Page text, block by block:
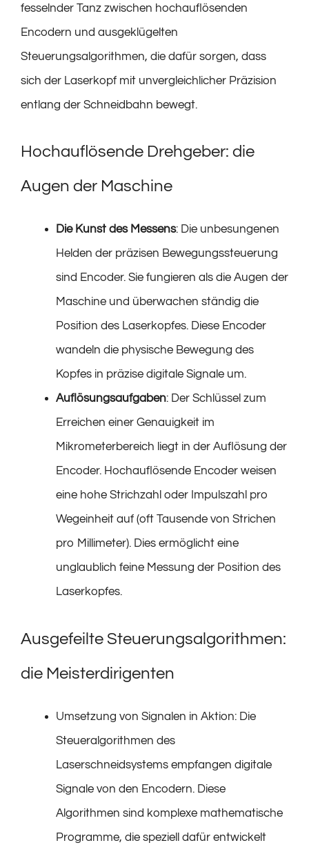
fesselnder Tanz zwischen hochauflösenden
Encodern und ausgeklügelten
Steuerungsalgorithmen, die dafür sorgen, dass
sich der Laserkopf mit unvergleichlicher Präzision
entlang der Schneidbahn bewegt.
Hochauflösende Drehgeber: die
Augen der Maschine
Die Kunst des Messens: Die unbesungenen
Helden der präzisen Bewegungssteuerung
sind Encoder. Sie fungieren als die Augen der
Maschine und überwachen ständig die
Position des Laserkopfes. Diese Encoder
wandeln die physische Bewegung des
Kopfes in präzise digitale Signale um.
Auflösungsaufgaben: Der Schlüssel zum
Erreichen einer Genauigkeit im
Mikrometerbereich liegt in der Auflösung der
Encoder. Hochauflösende Encoder weisen
eine hohe Strichzahl oder Impulszahl pro
Wegeinheit auf (oft Tausende von Strichen
pro Millimeter). Dies ermöglicht eine
unglaublich feine Messung der Position des
Laserkopfes.
Ausgefeilte Steuerungsalgorithmen:
die Meisterdirigenten
Umsetzung von Signalen in Aktion: Die
Steueralgorithmen des
Laserschneidsystems empfangen digitale
Signale von den Encodern. Diese
Algorithmen sind komplexe mathematische
Programme, die speziell dafür entwickelt